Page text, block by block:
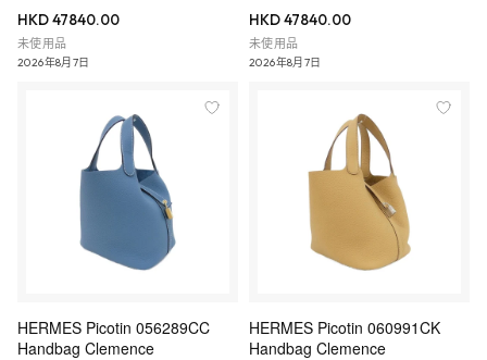
HKD 47840.00
未使用品
2026年8月7日
HKD 47840.00
未使用品
2026年8月7日
HERMES Picotin 056289CC
Handbag Clemence
HERMES Picotin 060991CK
Handbag Clemence